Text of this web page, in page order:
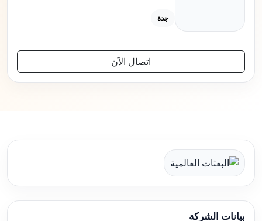
جدة
اتصال الآن
بيانات الشركة